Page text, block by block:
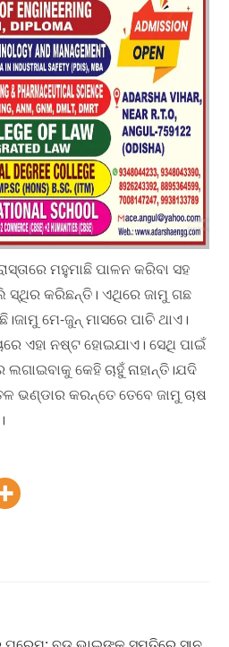
ମହୁମାଛି ପାଳନ କରିବା ସହ
କରିଛନ୍ତି। ଏଥିରେ ଜାମୁ ଗଛ
ମେ-ଜୁନ୍ ମାସରେ ପାଚି ଥାଏ।
ଏହା ନଷ୍ଟ ହୋଇଯାଏ। ସେଥି ପାଇଁ
କେହି ଚାହୁଁ ନାହାନ୍ତି।ଯଦି
ଭଣ୍ଡାର କରନ୍ତେ ତେବେ ଜାମୁ ଚାଷ